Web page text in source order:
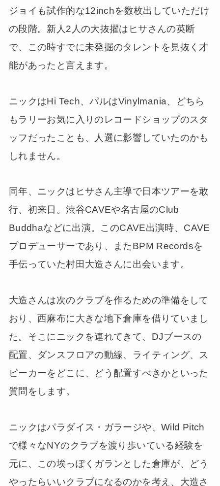
ジョイも試作的な12inchを数枚出していただけ
の段階。新人2人の大抜擢はヒサさんの英断
で、この時すでに未発掘のタレントを見抜く才
能があったと言えます。
ニックはHi Tech、パルはVinylmania、どちら
もラリーお気に入りのレコードショップのスタ
ッフだったことも、人選に影響していたのかも
しれません。
同年、ニックはヒサさん主導で日本ツアーを敢
行、初来日。渋谷CAVEや名古屋のClub
Buddhaなどに出演。このCAVE出演時、CAVE
プロデューサーであり、またBPM Recordsを
手伝っていた村田大造さんに出会います。
大造さんは次のクラブを作るための準備をして
おり、西麻布に大きな地下倉庫を借りていまし
た。そこにニックを連れてきて、DJブースの
配置、ダンスフロアの動線、ライティング、ス
ピーカーをどこに、どう配置すべきかといった
質問をします。
ニックはパラダイス・ガラージや、Wild Pitch
で様々なNYのクラブを渡り歩いている経験を
元に、この埃っぽくガランとした倉庫が、どう
やったらいいクラブになるのかを考え、大造さ